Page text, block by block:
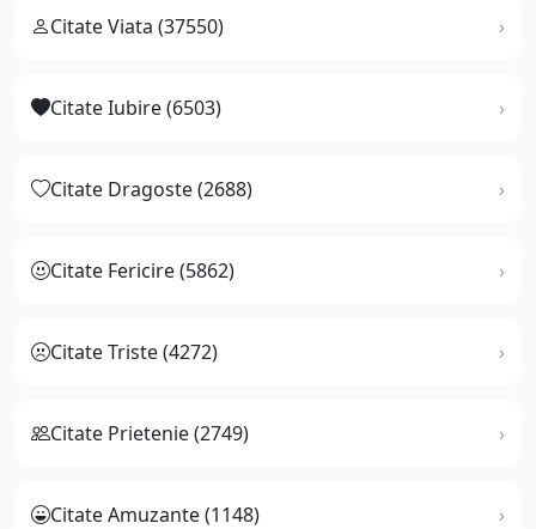
Citate Viata (37550)
Citate Iubire (6503)
Citate Dragoste (2688)
Citate Fericire (5862)
Citate Triste (4272)
Citate Prietenie (2749)
Citate Amuzante (1148)